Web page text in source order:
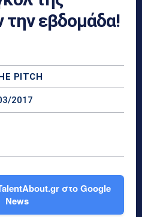
την εβδομάδα!
PITCH
2017
στο Google
News